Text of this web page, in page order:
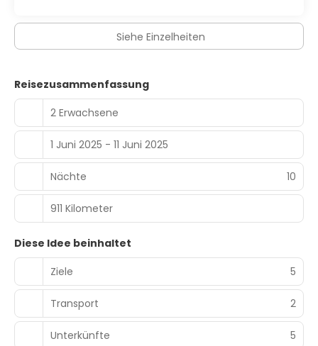
Siehe Einzelheiten
Reisezusammenfassung
2 Erwachsene
1 Juni 2025 - 11 Juni 2025
Nächte 10
911 Kilometer
Diese Idee beinhaltet
Ziele
5
Transport 2
Unterkünfte 5